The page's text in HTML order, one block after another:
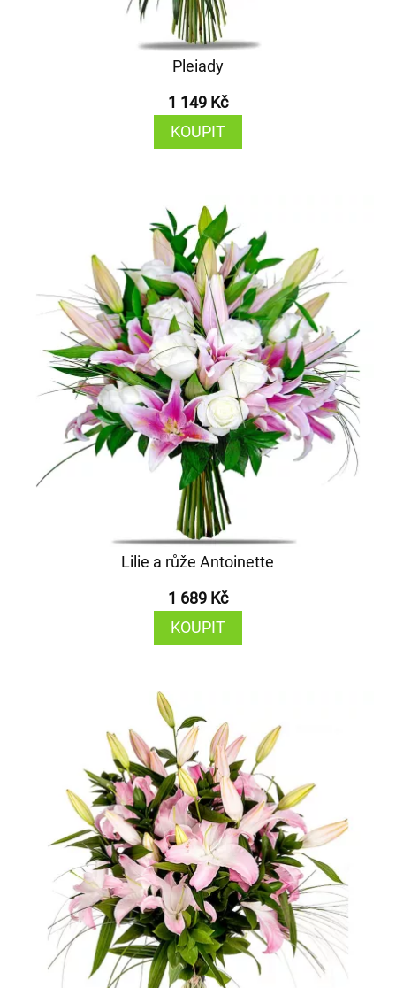
Pleiady
1 149 Kč
KOUPIT
Lilie a růže Antoinette
1 689 Kč
KOUPIT